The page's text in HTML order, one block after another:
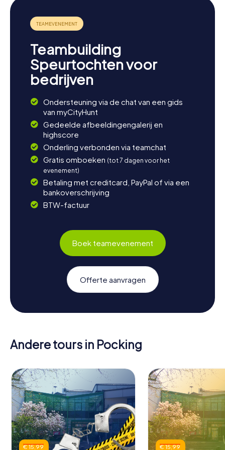
Teambuilding
Speurtochten voor
bedrijven
Ondersteuning via de chat van een gids
van myCityHunt
Gedeelde afbeeldingengalerij en
highscore
Onderling verbonden via teamchat
Gratis omboeken (tot 7 dagen voor het
evenement)
Betaling met creditcard, PayPal of via een
bankoverschrijving
BTW-factuur
Boek teamevenement
Offerte aanvragen
Andere tours in Pocking
€ 15,99 € 15,99